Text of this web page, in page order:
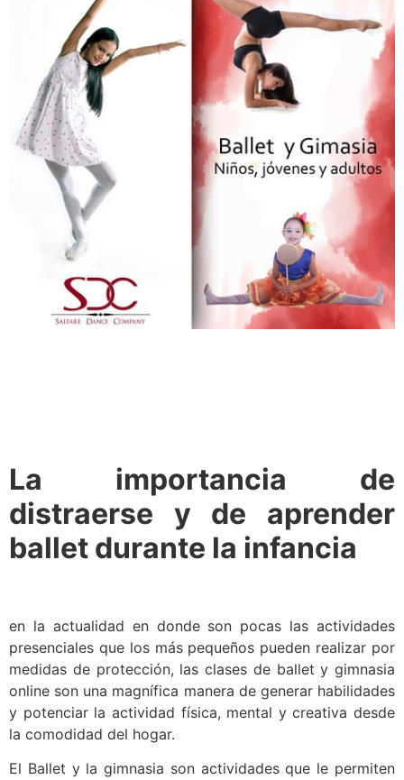
La importancia de
distraerse y de aprender
ballet durante la infancia
en la actualidad en donde son pocas las actividades
presenciales que los más pequeños pueden realizar por
medidas de protección, las clases de ballet y gimnasia
online son una magnífica manera de generar habilidades
y potenciar la actividad física, mental y creativa desde
la comodidad del hogar.
El Ballet y la gimnasia son actividades que le permiten